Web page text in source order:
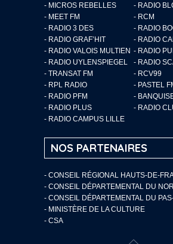
- MICROS REBELLES
- RADIO
- MEET FM
- RCM
- RADIO 3 DES
- RADIO
- RADIO GRAF’HIT
- RADIO
- RADIO VALOIS MULTIEN - RADIO
- RADIO UYLENSPIEGEL
- RADIO
- TRANSAT FM
- RCV99
- RPL RADIO
- PASTEL
- RADIO PFM
-
- RADIO PLUS
- RADIO
- RADIO CAMPUS LILLE
NOS PARTENAIRES
- CONSEIL RÉGIONAL HAUTS-DE-
- CONSEIL DÉPARTEMENTAL DU
- CONSEIL DÉPARTEMENTAL DU
- MINISTÈRE DE LA CULTURE
- CSA